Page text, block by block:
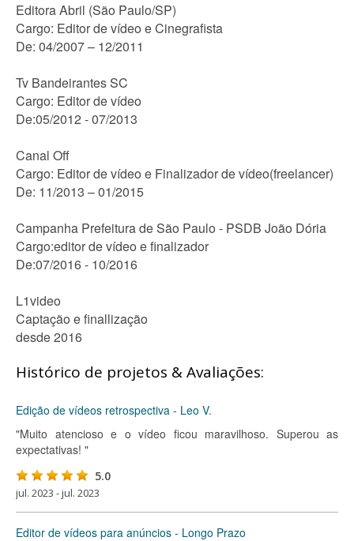
Editora Abril (São Paulo/SP)
Cargo: Editor de vídeo e Cinegrafista
De: 04/2007 – 12/2011
Tv Bandeirantes SC
Cargo: Editor de vídeo
De:05/2012 - 07/2013
Canal Off
Cargo: Editor de vídeo e Finalizador de vídeo(freelancer)
De: 11/2013 – 01/2015
Campanha Prefeitura de São Paulo - PSDB João Dória
Cargo:editor de vídeo e finalizador
De:07/2016 - 10/2016
L1video
Captação e finallização
desde 2016
Histórico de projetos & Avaliações:
Edição de vídeos retrospectiva - Leo V.
"Muito atencioso e o vídeo ficou maravilhoso. Superou as
expectativas! "
5.0
jul. 2023 - jul. 2023
Editor de vídeos para anúncios - Longo Prazo